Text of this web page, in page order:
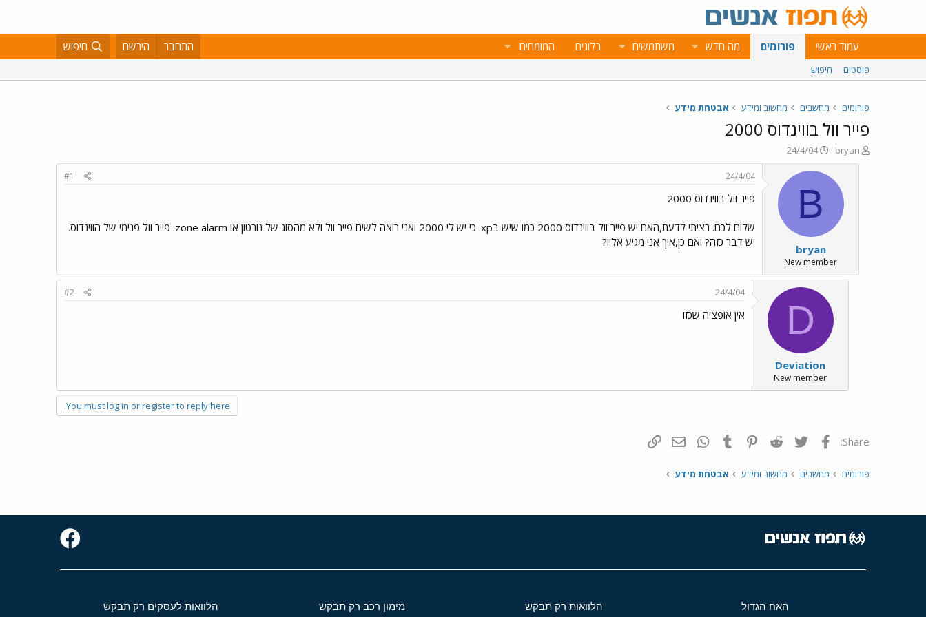
עמוד ראשי פורומים מה חדש משתמשים בלוגים המומחים התחבר הירשם חיפוש
פוסטים חיפוש
פורומים מחשבים מחשוב ומידע אבטחת מידע
פייר וול בווינדוס 2000
פ
ו
bryan
פ
ו
ר
ם
ב
א
ר
י
ך
24/4/04
B
bryan
New member
24/4/04
#1
פייר וול בווינדוס 2000
שלום לכם. רציתי לדעת,האם יש פייר וול בווינדוס 2000 כמו שיש בxp. כי יש לי 2000 ואני רוצה לשים פייר וול ולא מהסוג של נורטון או zone alarm. פייר וול פנימי של הווינדוס.
יש דבר כזה? ואם כן,איך אני מגיע אליו?
D
Deviation
New member
24/4/04
#2
אין אופציה שכזו
You must log in or register to reply here.
Share: פייסבוק Twitter
Reddit
Pinterest
Tumblr
WhatsAppדואר אלקטרוני
פורומים מחשבים מחשוב ומידע אבטחת מידע
האח הגדול הלוואות רק תבקש מימון רכב רק תבקש הלוואות לעסקים רק תבקש